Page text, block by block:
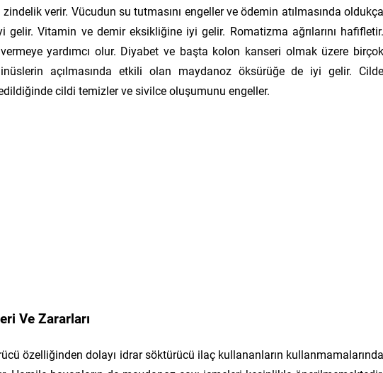
verir. Vücudun su tutmasını engeller ve ödemin atılmasında oldukça
gelir. Vitamin ve demir eksikliğine iyi gelir. Romatizma ağrılarını hafifletir.
yardımcı olur. Diyabet ve başta kolon kanseri olmak üzere birçok
açılmasında etkili olan maydanoz öksürüğe de iyi gelir. Cilde
cildi temizler ve sivilce oluşumunu engeller.
Ve Zararları
özelliğinden dolayı idrar söktürücü ilaç kullananların kullanmamalarında